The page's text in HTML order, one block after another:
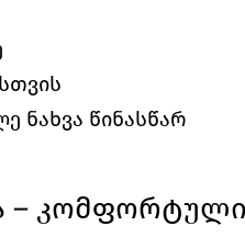
ნახვა წინასწარ
– კომფორტული